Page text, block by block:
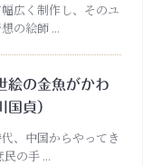
広く制作し、そのユ
の絵師 ...
絵の金魚がかわ
貞）
、中国からやってき
の手 ...